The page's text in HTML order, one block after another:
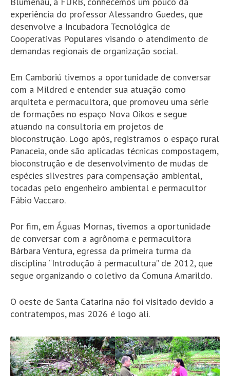
experiência do professor Alessandro Guedes, que
desenvolve a Incubadora Tecnológica de
Cooperativas Populares visando o atendimento de
demandas regionais de organização social.
Em Camboriú tivemos a oportunidade de conversar
com a Mildred e entender sua atuação como
arquiteta e permacultora, que promoveu uma série
de formações no espaço Nova Oikos e segue
atuando na consultoria em projetos de
bioconstrução. Logo após, registramos o espaço rural
Panaceia, onde são aplicadas técnicas compostagem,
bioconstrução e de desenvolvimento de mudas de
espécies silvestres para compensação ambiental,
tocadas pelo engenheiro ambiental e permacultor
Fábio Vaccaro.
Por fim, em Águas Mornas, tivemos a oportunidade
de conversar com a agrônoma e permacultora
Bárbara Ventura, egressa da primeira turma da
disciplina “Introdução à permacultura” de 2012, que
segue organizando o coletivo da Comuna Amarildo.
O oeste de Santa Catarina não foi visitado devido a
contratempos, mas 2026 é logo ali.